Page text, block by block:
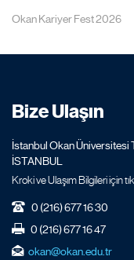
Okan Kariyer Fest 2026
Bize Ulaşın
İstanbul Okan Üniversitesi
İSTANBUL
Kroki ve Ulaşım Bilgileri için
0 (216) 677 16 30
0 (216) 677 16 47
okan@okan.edu.tr